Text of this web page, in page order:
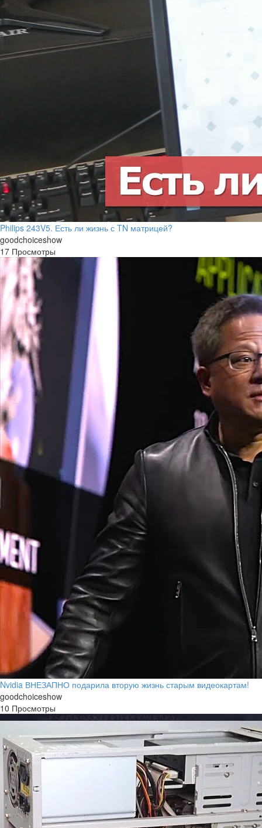
Philips 243V5. Есть ли жизнь с TN матрицей?
goodchoiceshow
17 Просмотры
Nvidia ВНЕЗАПНО подарила вторую жизнь старым видеокартам!
goodchoiceshow
10 Просмотры